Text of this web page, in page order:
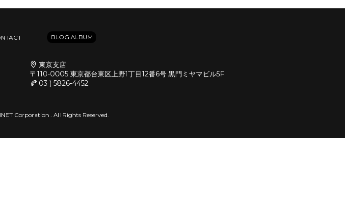
BLOG ALBUM
東京支店
〒110-0005 東京都台東区上野1丁目12番6号 黒門ミヤマビル5F
03 ) 5826-4452
Corporation . All Rights Reserved.